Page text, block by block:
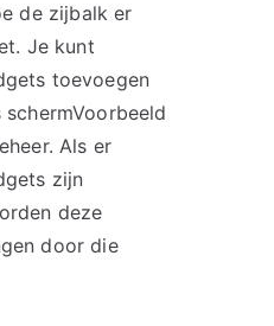
de zijbalk er
Je kunt
toevoegen
Als er
zijn
deze
door die